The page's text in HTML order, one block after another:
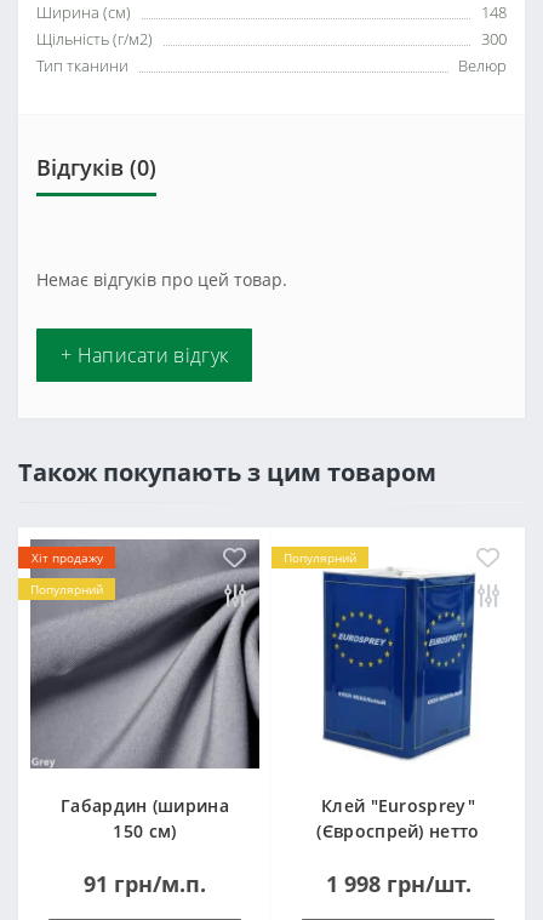
Ширина (см)
148
Щільність (г/м2)
300
Тип тканини
Велюр
Відгуків (0)
Немає відгуків про цей товар.
+ Написати відгук
Також покупають з цим товаром
Хіт продажу
Популярний
Габардин (ширина
150 см)
91 грн/м.п.
Популярний
Клей "Eurosprey"
(Євроспрей) нетто
1 998 грн/шт.